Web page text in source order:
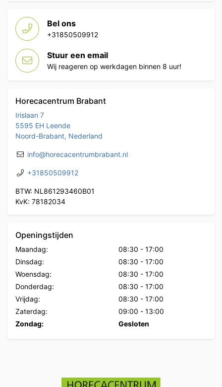
Bel ons
+31850509912
Stuur een email
Wij reageren op werkdagen binnen 8 uur!
Horecacentrum Brabant
Irislaan 7
5595 EH Leende
Noord-Brabant, Nederland
info@horecacentrumbrabant.nl
+31850509912
BTW: NL861293460B01
KvK: 78182034
Openingstijden
Maandag: 08:30 - 17:00
Dinsdag:
08:30 - 17:00
Woensdag:
08:30 - 17:00
Donderdag:
08:30 - 17:00
Vrijdag:
08:30 - 17:00
Zaterdag:
09:00 - 13:00
Zondag:
Gesloten